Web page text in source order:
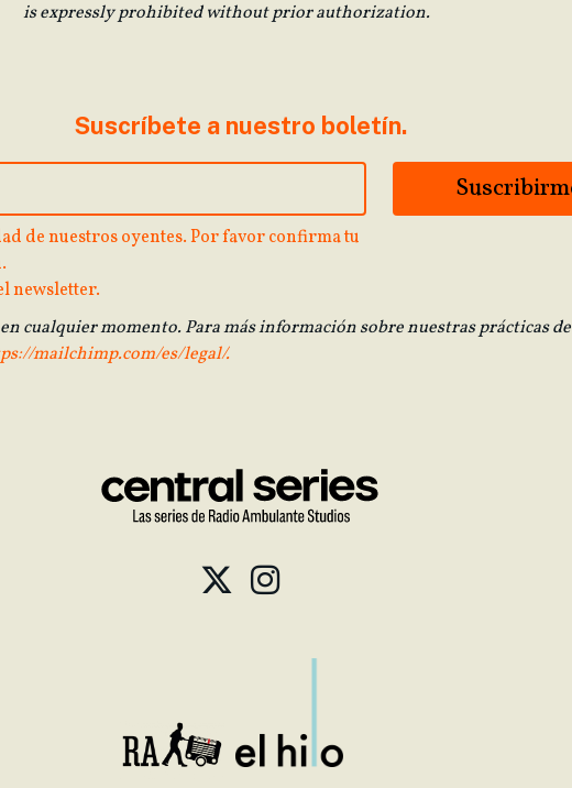
is expressly prohibited without prior authorization.
Suscríbete a nuestro boletín.
de nuestros oyentes. Por favor confirma tu
newsletter.
cualquier momento. Para más información sobre nuestras prácticas de
mailchimp.com/es/legal/.